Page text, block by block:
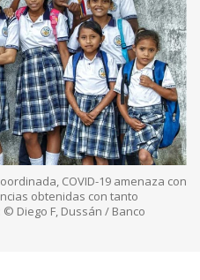
COVID-19 amenaza con
obtenidas con tanto
Diego F, Dussán / Banco